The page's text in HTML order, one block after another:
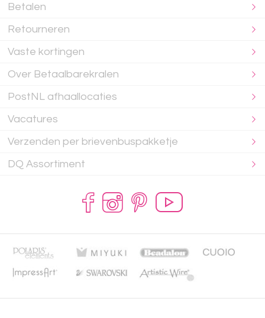
Betalen
Retourneren
Vaste kortingen
Over Betaalbarekralen
PostNL afhaallocaties
Vacatures
Verzenden per brievenbuspakketje
DQ Assortiment